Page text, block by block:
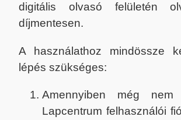
digitális olvasó felületén
díjmentesen.
A használathoz mindössze
lépés szükséges:
Amennyiben még nem
Lapcentrum felhasználói